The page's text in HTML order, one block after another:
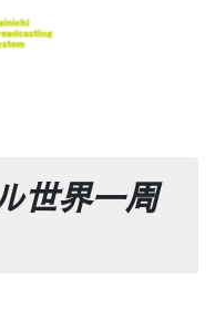
世界一周